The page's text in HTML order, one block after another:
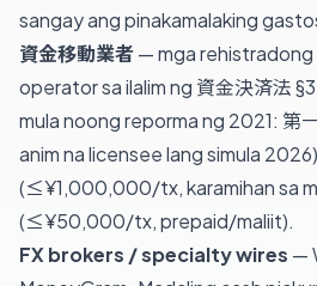
sangay ang pinakamalaking
資金移動業者— mga
operator sa ilalim ng 資金決済法
mula noong reporma ng 2021: 第
anim na licensee lang simula
(≤¥1,000,000/tx, karamihan sa
(≤¥50,000/tx, prepaid/maliit).
FX brokers / specialty wires —